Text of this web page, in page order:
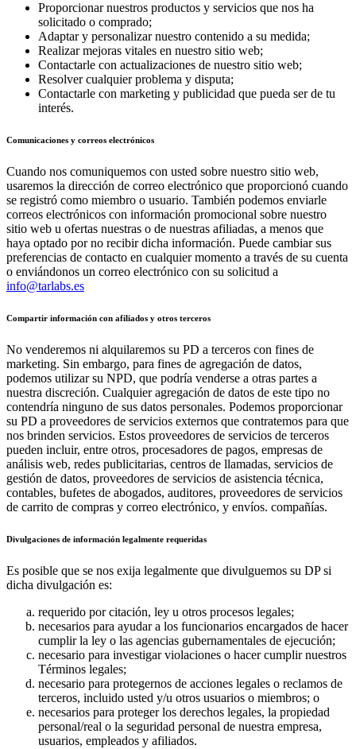
Proporcionar nuestros productos y servicios que nos ha
solicitado o comprado;
Adaptar y personalizar nuestro contenido a su medida;
Realizar mejoras vitales en nuestro sitio web;
Contactarle con actualizaciones de nuestro sitio web;
Resolver cualquier problema y disputa;
Contactarle con marketing y publicidad que pueda ser de tu
interés.
Comunicaciones y correos electrónicos
Cuando nos comuniquemos con usted sobre nuestro sitio web,
usaremos la dirección de correo electrónico que proporcionó cuando
se registró como miembro o usuario. También podemos enviarle
correos electrónicos con información promocional sobre nuestro
sitio web u ofertas nuestras o de nuestras afiliadas, a menos que
haya optado por no recibir dicha información. Puede cambiar sus
preferencias de contacto en cualquier momento a través de su cuenta
o enviándonos un correo electrónico con su solicitud a
info@tarlabs.es
Compartir información con afiliados y otros terceros
No venderemos ni alquilaremos su PD a terceros con fines de
marketing. Sin embargo, para fines de agregación de datos,
podemos utilizar su NPD, que podría venderse a otras partes a
nuestra discreción. Cualquier agregación de datos de este tipo no
contendría ninguno de sus datos personales. Podemos proporcionar
su PD a proveedores de servicios externos que contratemos para que
nos brinden servicios. Estos proveedores de servicios de terceros
pueden incluir, entre otros, procesadores de pagos, empresas de
análisis web, redes publicitarias, centros de llamadas, servicios de
gestión de datos, proveedores de servicios de asistencia técnica,
contables, bufetes de abogados, auditores, proveedores de servicios
de carrito de compras y correo electrónico, y envíos. compañías.
Divulgaciones de información legalmente requeridas
Es posible que se nos exija legalmente que divulguemos su DP si
dicha divulgación es:
requerido por citación, ley u otros procesos legales;
necesarios para ayudar a los funcionarios encargados de hacer
cumplir la ley o las agencias gubernamentales de ejecución;
necesario para investigar violaciones o hacer cumplir nuestros
Términos legales;
necesario para protegernos de acciones legales o reclamos de
terceros, incluido usted y/u otros usuarios o miembros; o
necesarios para proteger los derechos legales, la propiedad
personal/real o la seguridad personal de nuestra empresa,
usuarios, empleados y afiliados.